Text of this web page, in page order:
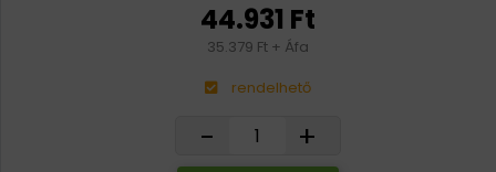
44.931 Ft
35.379 Ft + Áfa
rendelhető
- +